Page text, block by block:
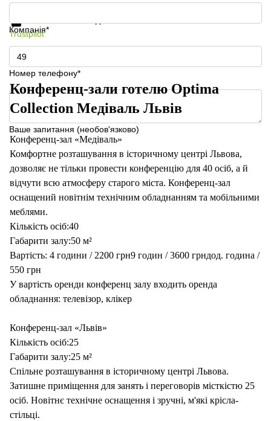
Компанія*
Номер телефону*
Ваше запитання (необов'язково)
Отримати інформацію та ціни
Trustpilot
Конференц-зали готелю Optima
Collection Медiваль Львiв
Конференц-зал «Медіваль»
Комфортне розташування в історичному центрі Львова,
дозволяє не тільки провести конференцію для 40 осіб, а й
відчути всю атмосферу старого міста. Конференц-зал
оснащений новітнім технічним обладнанням та мобільними
меблями.
Кількість осіб:40
Габарити залу:50 м²
Вартість: 4 години / 2200 грн9 годин / 3600 грндод. година /
550 грн
У вартість оренди конференц залу входить оренда
обладнання: телевізор, клікер
Конференц-зал «Львів»
Кількість осіб:25
Габарити залу:25 м²
Спільне розташування в історичному центрі Львова.
Затишне приміщення для занять і переговорів місткістю 25
осіб. Новітнє технічне оснащення і зручні, м'які крісла-
стільці.